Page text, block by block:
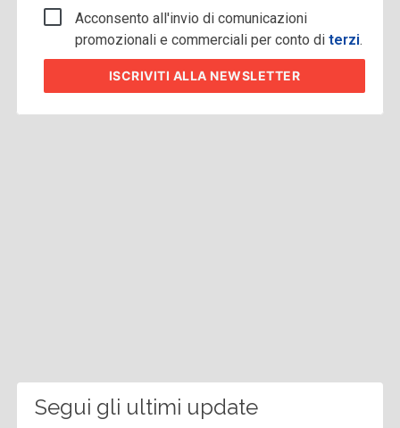
Acconsento all'invio di comunicazioni
promozionali e commerciali per conto diterzi.
ISCRIVITI ALLA NEWSLETTER
Segui gli ultimi update